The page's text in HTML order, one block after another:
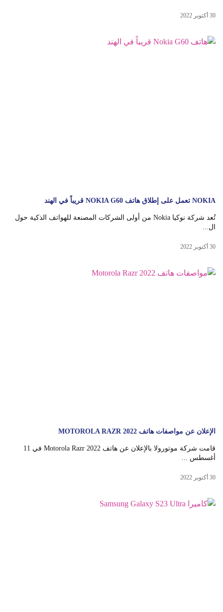
30 أكتوبر 2022
NOKIA تعمل على إطلاق هاتف NOKIA G60 قريباً في الهند
تُعد شركة نوكيا Nokia من أولى الشركات المصنعة للهواتف الذكية حول
ال...
30 أكتوبر 2022
الإعلان عن مواصفات هاتف MOTOROLA RAZR 2022
قامت شركة موتورولا بالإعلان عن هاتف Motorola Razr 2022 في 11
أغسطس ...
30 أكتوبر 2022